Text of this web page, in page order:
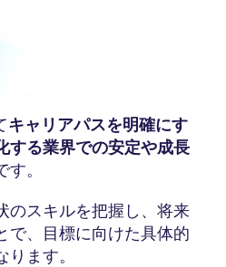
キャリアパスを明確にす
する業界での安定や成長
す。
のスキルを把握し、将来
で、目標に向けた具体的
ます。